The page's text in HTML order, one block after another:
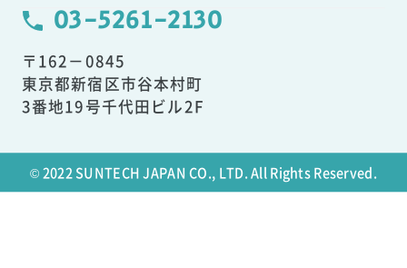
03-5261-2130
〒162－0845
東京都新宿区市谷本村町
3番地19号千代田ビル2F
© 2022 SUNTECH JAPAN CO., LTD. All Rights Reserved.